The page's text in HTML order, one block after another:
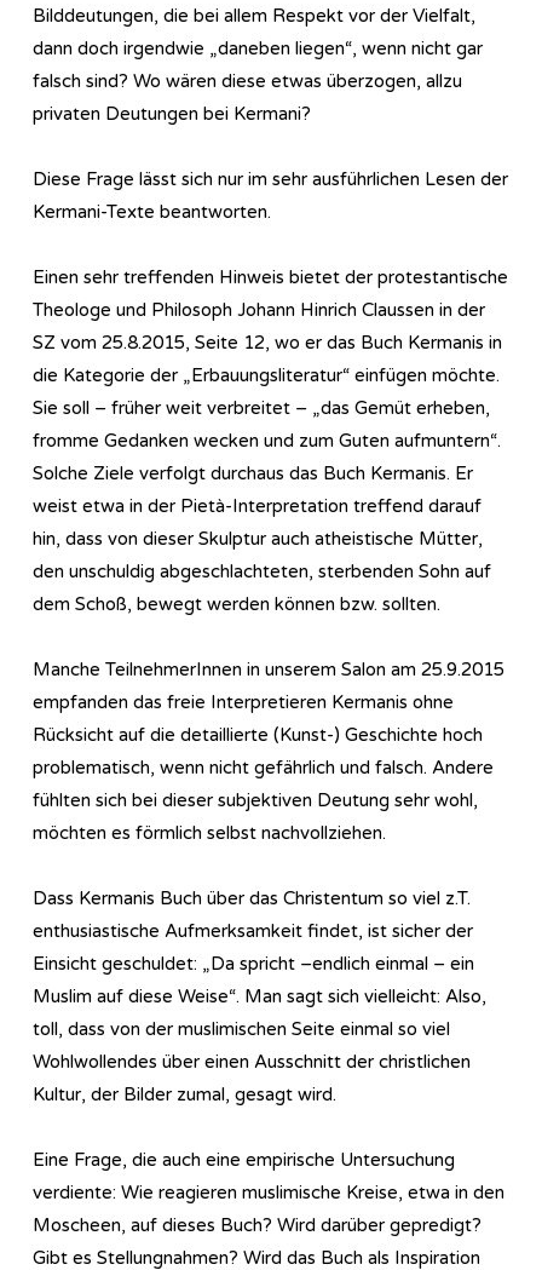
Bilddeutungen, die bei allem Respekt vor der Vielfalt,
dann doch irgendwie „daneben liegen“, wenn nicht gar
falsch sind? Wo wären diese etwas überzogen, allzu
privaten Deutungen bei Kermani?
Diese Frage lässt sich nur im sehr ausführlichen Lesen der
Kermani-Texte beantworten.
Einen sehr treffenden Hinweis bietet der protestantische
Theologe und Philosoph Johann Hinrich Claussen in der
SZ vom 25.8.2015, Seite 12, wo er das Buch Kermanis in
die Kategorie der „Erbauungsliteratur“ einfügen möchte.
Sie soll – früher weit verbreitet – „das Gemüt erheben,
fromme Gedanken wecken und zum Guten aufmuntern“.
Solche Ziele verfolgt durchaus das Buch Kermanis. Er
weist etwa in der Pietà-Interpretation treffend darauf
hin, dass von dieser Skulptur auch atheistische Mütter,
den unschuldig abgeschlachteten, sterbenden Sohn auf
dem Schoß, bewegt werden können bzw. sollten.
Manche TeilnehmerInnen in unserem Salon am 25.9.2015
empfanden das freie Interpretieren Kermanis ohne
Rücksicht auf die detaillierte (Kunst-) Geschichte hoch
problematisch, wenn nicht gefährlich und falsch. Andere
fühlten sich bei dieser subjektiven Deutung sehr wohl,
möchten es förmlich selbst nachvollziehen.
Dass Kermanis Buch über das Christentum so viel z.T.
enthusiastische Aufmerksamkeit findet, ist sicher der
Einsicht geschuldet: „Da spricht –endlich einmal – ein
Muslim auf diese Weise“. Man sagt sich vielleicht: Also,
toll, dass von der muslimischen Seite einmal so viel
Wohlwollendes über einen Ausschnitt der christlichen
Kultur, der Bilder zumal, gesagt wird.
Eine Frage, die auch eine empirische Untersuchung
verdiente: Wie reagieren muslimische Kreise, etwa in den
Moscheen, auf dieses Buch? Wird darüber gepredigt?
Gibt es Stellungnahmen? Wird das Buch als Inspiration